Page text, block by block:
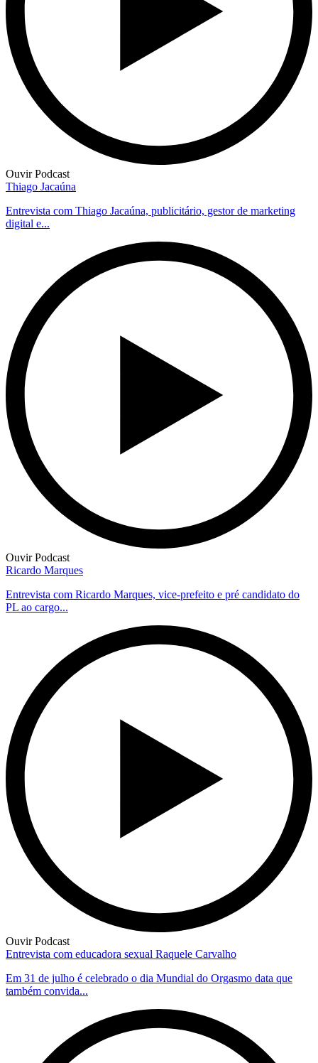
Ouvir Podcast
Thiago Jacaúna
Entrevista com Thiago Jacaúna, publicitário, gestor de marketing
digital e...
Ouvir Podcast
Ricardo Marques
Entrevista com Ricardo Marques, vice-prefeito e pré candidato do
PL ao cargo...
Ouvir Podcast
Entrevista com educadora sexual Raquele Carvalho
Em 31 de julho é celebrado o dia Mundial do Orgasmo data que
também convida...